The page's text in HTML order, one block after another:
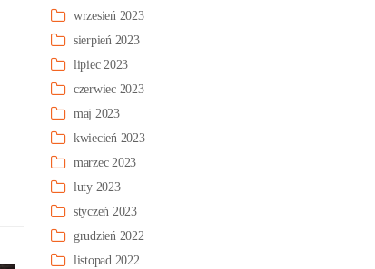
wrzesień 2023
sierpień 2023
lipiec 2023
czerwiec 2023
maj 2023
kwiecień 2023
marzec 2023
luty 2023
styczeń 2023
grudzień 2022
listopad 2022